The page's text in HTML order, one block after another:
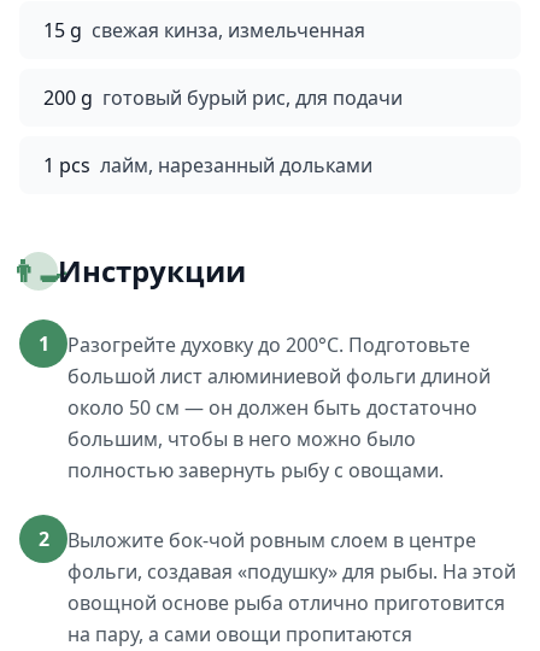
15 g свежая кинза, измельченная
200 g готовый бурый рис, для подачи
1 pcs лайм, нарезанный дольками
👨‍🍳Инструкции
1
Разогрейте духовку до 200°C. Подготовьте
большой лист алюминиевой фольги длиной
около 50 см — он должен быть достаточно
большим, чтобы в него можно было
полностью завернуть рыбу с овощами.
2
Выложите бок-чой ровным слоем в центре
фольги, создавая «подушку» для рыбы. На этой
овощной основе рыба отлично приготовится
на пару, а сами овощи пропитаются